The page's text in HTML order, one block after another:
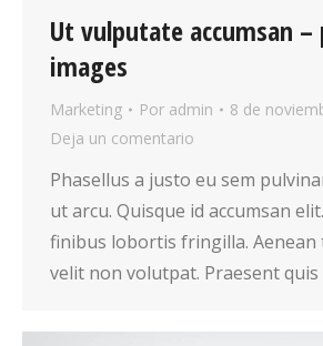
Ut vulputate accumsan
images
Marketing Por admin
8 de
Deja un comentario
Phasellus a justo eu sem
ut arcu. Quisque id accumsan
finibus lobortis fringilla. Aenean
velit non volutpat. Praesent quis